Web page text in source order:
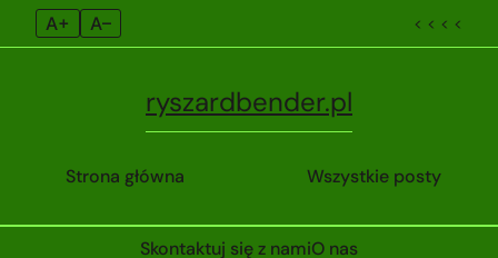
A+ A– < < < <
Strona główna
ryszardbender.pl
Wszystkie posty
Skontaktuj się z namiO nas